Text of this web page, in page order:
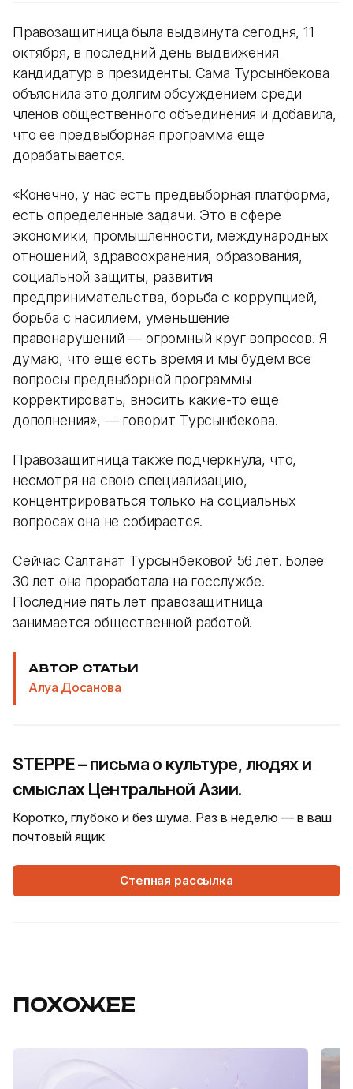
Правозащитница была выдвинута сегодня, 11
октября, в последний день выдвижения
кандидатур в президенты. Сама Турсынбекова
объяснила это долгим обсуждением среди
членов общественного объединения и добавила,
что ее предвыборная программа еще
дорабатывается.
«Конечно, у нас есть предвыборная платформа,
есть определенные задачи. Это в сфере
экономики, промышленности, международных
отношений, здравоохранения, образования,
социальной защиты, развития
предпринимательства, борьба с коррупцией,
борьба с насилием, уменьшение
правонарушений — огромный круг вопросов. Я
думаю, что еще есть время и мы будем все
вопросы предвыборной программы
корректировать, вносить какие-то еще
дополнения», — говорит Турсынбекова.
Правозащитница также подчеркнула, что,
несмотря на свою специализацию,
концентрироваться только на социальных
вопросах она не собирается.
Сейчас Салтанат Турсынбековой 56 лет. Более
30 лет она проработала на госслужбе.
Последние пять лет правозащитница
занимается общественной работой.
АВТОР СТАТЬИ
Алуа Досанова
STEPPE – письма о культуре, людях и
смыслах Центральной Азии.
Коротко, глубоко и без шума. Раз в неделю — в ваш
почтовый ящик
Степная рассылка
ПОХОЖЕЕ